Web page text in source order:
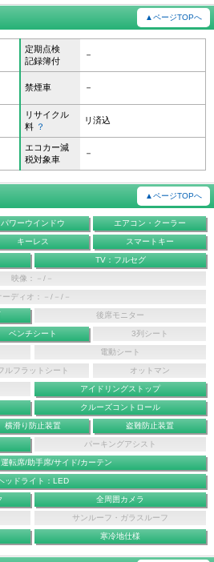
▲ページTOPへ
定期点検
記録簿付
－
禁煙車 －
リサイクル
料 ？
リ済込
エコカー減
税対象車
－
▲ページTOPへ
パワーウインドウ エアコン・クーラー
キーレス スマートキー
TV：フルセグ
映像：－/－
ーディオ：－/－/－
後席モニター
ベンチシート 3列シート
電動シート
ルフラットシート オットマン
アイドリングストップ
クルーズコントロール
横滑り防止装置 盗難防止装置
パーキングアシスト
転席/助手席/サイド/カーテン
ッドライト：LED
全周囲カメラ
サンルーフ・ガラスルーフ
寒冷地仕様